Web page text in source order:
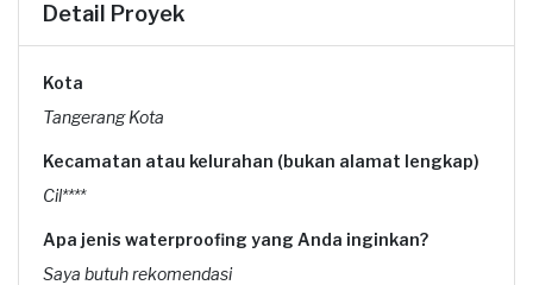
Detail Proyek
Kota
Tangerang Kota
Kecamatan atau kelurahan (bukan alamat lengkap)
Cil****
Apa jenis waterproofing yang Anda inginkan?
Saya butuh rekomendasi